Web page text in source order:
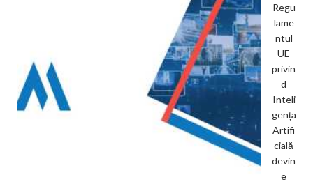
Regu
lame
ntul
UE
privin
d
Inteli
gența
Artifi
cială
devin
e